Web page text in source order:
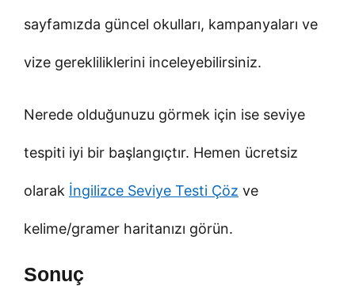
sayfamızda güncel okulları, kampanyaları ve
vize gerekliliklerini inceleyebilirsiniz.
Nerede olduğunuzu görmek için ise seviye
tespiti iyi bir başlangıçtır. Hemen ücretsiz
olarak İngilizce Seviye Testi Çöz ve
kelime/gramer haritanızı görün.
Sonuç